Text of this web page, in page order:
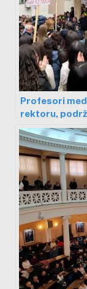
Profesori
rektoru,
poručili da ne
drže nastavu